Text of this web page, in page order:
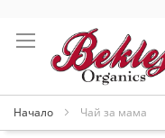
съдържанието
Начало Чай за мама